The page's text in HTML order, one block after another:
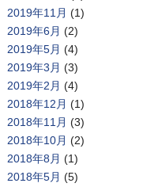
2019年11月 (1)
2019年6月 (2)
2019年5月 (4)
2019年3月 (3)
2019年2月 (4)
2018年12月 (1)
2018年11月 (3)
2018年10月 (2)
2018年8月 (1)
2018年5月 (5)